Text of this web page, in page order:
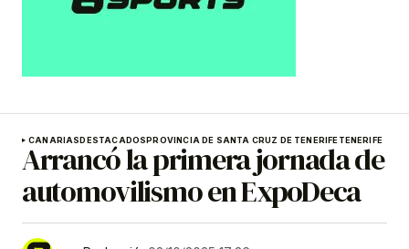
CANARIAS DESTACADOS PROVINCIA DE SANTA CRUZ DE TENERIFETENERIFE
Arrancó la primera jornada de
automovilismo en ExpoDeca